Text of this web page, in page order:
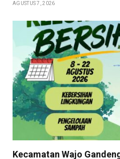
AGUSTUS 7, 2026
Kecamatan Wajo